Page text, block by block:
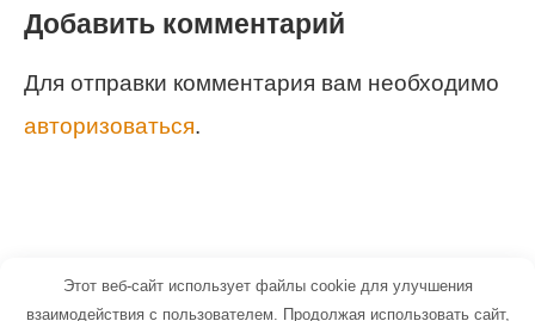
Добавить комментарий
Для отправки комментария вам необходимо
авторизоваться.
© 2026 Маленький Гений - портал для
Этот веб-сайт использует файлы cookie для улучшения
взаимодействия с пользователем. Продолжая использовать сайт,